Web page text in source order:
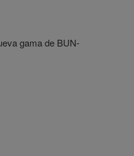
gama de BUN-